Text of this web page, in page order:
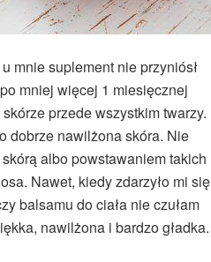
mnie suplement nie przyniósł
mniej więcej 1 miesięcznej
przede wszystkim twarzy.
dobrze nawilżona skóra. Nie
albo powstawaniem takich
Nawet, kiedy zdarzyło mi się
balsamu do ciała nie czułam
nawilżona i bardzo gładka.